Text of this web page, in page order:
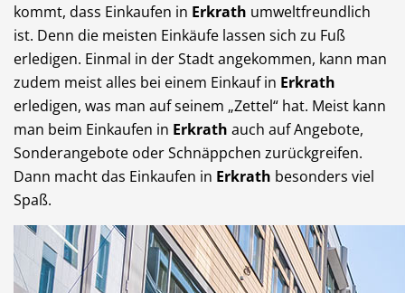
kommt, dass Einkaufen in Erkrath umweltfreundlich
ist. Denn die meisten Einkäufe lassen sich zu Fuß
erledigen. Einmal in der Stadt angekommen, kann man
zudem meist alles bei einem Einkauf in Erkrath
erledigen, was man auf seinem „Zettel“ hat. Meist kann
man beim Einkaufen in Erkrath auch auf Angebote,
Sonderangebote oder Schnäppchen zurückgreifen.
Dann macht das Einkaufen in Erkrath besonders viel
Spaß.